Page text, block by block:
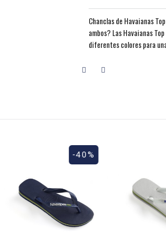
Chanclas de Havaianas
ambos? Las Havaianas
diferentes colores para